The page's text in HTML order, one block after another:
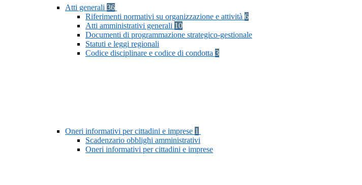
Atti generali 36
Riferimenti normativi su organizzazione e attività 6
Atti amministrativi generali 10
Documenti di programmazione strategico-gestionale
Statuti e leggi regionali
Codice disciplinare e codice di condotta 3
Oneri informativi per cittadini e imprese 1
Scadenzario obblighi amministrativi
Oneri informativi per cittadini e imprese